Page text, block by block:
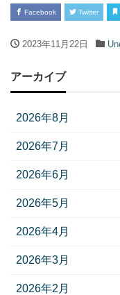
Facebook Twitter
2023年11月22日
アーカイブ
2026年8月
2026年7月
2026年6月
2026年5月
2026年4月
2026年3月
2026年2月